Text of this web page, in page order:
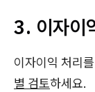
3. 이자이
이자이익 처리
별 검토하세요.